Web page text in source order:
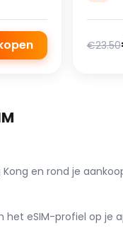
€23.50
en rond je
het eSIM-profiel op je